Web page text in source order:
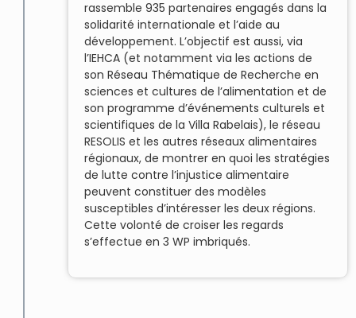
rassemble 935 partenaires engagés dans la
solidarité internationale et l’aide au
développement. L’objectif est aussi, via
l’IEHCA (et notamment via les actions de
son Réseau Thématique de Recherche en
sciences et cultures de l’alimentation et de
son programme d’événements culturels et
scientifiques de la Villa Rabelais), le réseau
RESOLIS et les autres réseaux alimentaires
régionaux, de montrer en quoi les stratégies
de lutte contre l’injustice alimentaire
peuvent constituer des modèles
susceptibles d’intéresser les deux régions.
Cette volonté de croiser les regards
s’effectue en 3 WP imbriqués.